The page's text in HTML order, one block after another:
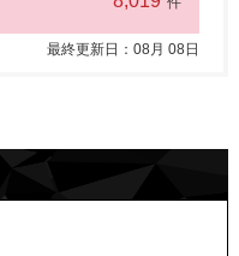
最終更新日：08月08日